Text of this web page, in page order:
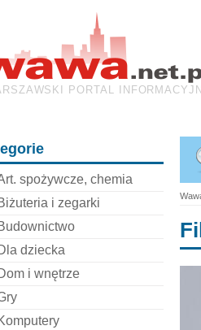
PORTAL
spożywcze, chemia
i zegarki
dziecka
i wnętrze